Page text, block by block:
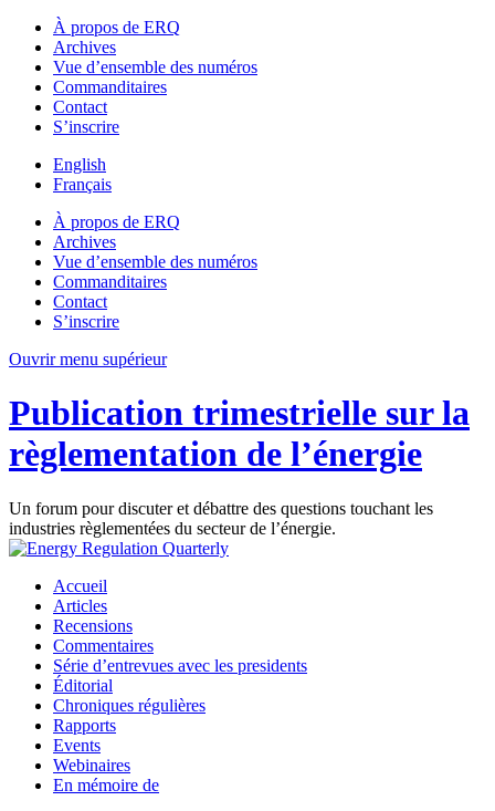
À propos de ERQ
Archives
Vue d’ensemble des numéros
Commanditaires
Contact
S’inscrire
English
Français
À propos de ERQ
Archives
Vue d’ensemble des numéros
Commanditaires
Contact
S’inscrire
Ouvrir menu supérieur
Publication trimestrielle sur la
règlementation de l’énergie
Un forum pour discuter et débattre des questions touchant les
industries règlementées du secteur de l’énergie.
Accueil
Articles
Recensions
Commentaires
Série d’entrevues avec les presidents
Éditorial
Chroniques régulières
Rapports
Events
Webinaires
En mémoire de